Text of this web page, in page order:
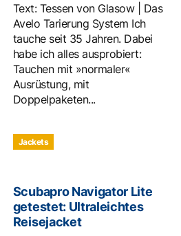
Text: Tessen von Glasow | Das
Avelo Tarierung System Ich
tauche seit 35 Jahren. Dabei
habe ich alles ausprobiert:
Tauchen mit »normaler«
Ausrüstung, mit
Doppelpaketen...
Jackets
Scubapro Navigator Lite
getestet: Ultraleichtes
Reisejacket